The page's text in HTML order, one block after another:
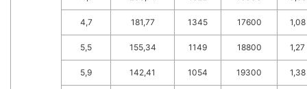
4,7 181,77 1345 17600 1,08
5,5 155,34 1149 18800 1,27
5,9 142,41 1054 19300 1,38